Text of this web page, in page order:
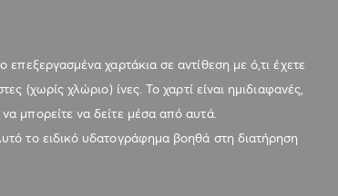
επεξεργασμένα χαρτάκια σε αντίθεση με ό,τι έχετε
(χωρίς χλώριο) ίνες. Το χαρτί είναι ημιδιαφανές,
μπορείτε να δείτε μέσα από αυτά.
το ειδικό υδατογράφημα βοηθά στη διατήρηση